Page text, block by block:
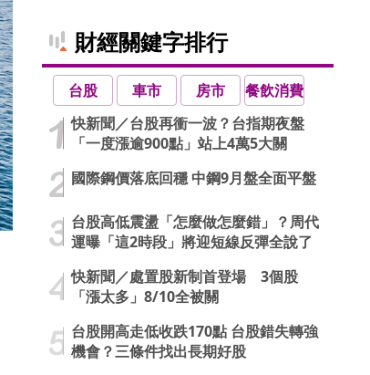
財經關鍵字排行
台股 車市 房市
餐飲消費
快新聞／台股再衝一波？台指期夜盤
「一度漲逾900點」站上4萬5大關
國際鋼價落底回穩 中鋼9月盤全面平盤
台股高低震盪「怎麼做怎麼錯」？周代
運曝「這2時段」將迎短線反彈全說了
快新聞／處置股新制首登場 3個股
「漲太多」8/10全被關
台股開高走低收跌170點 台股錯失轉強
機會？三條件找出長期好股